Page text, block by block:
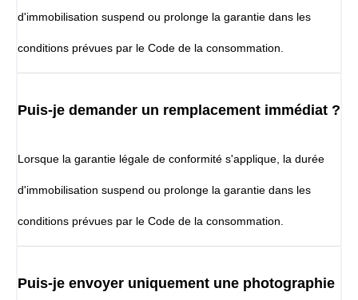
d'immobilisation suspend ou prolonge la garantie dans les
conditions prévues par le Code de la consommation.
Puis-je demander un remplacement immédiat ?
Lorsque la garantie légale de conformité s'applique, la durée
d'immobilisation suspend ou prolonge la garantie dans les
conditions prévues par le Code de la consommation.
Puis-je envoyer uniquement une photographie